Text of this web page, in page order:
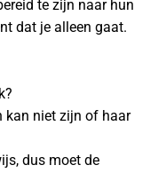
te zijn naar hun
dat je alleen gaat.
kan niet zijn of haar
dus moet de